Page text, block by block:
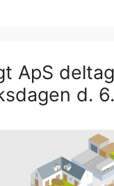
ApS
d.